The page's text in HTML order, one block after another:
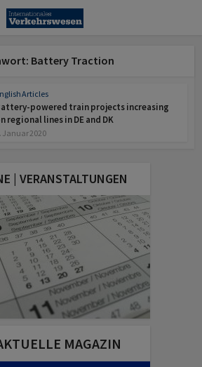
Battery Traction
Articles
powered train projects increasing
regional lines in DE and DK
Januar 2020
| VERANSTALTUNGEN
MAGAZIN